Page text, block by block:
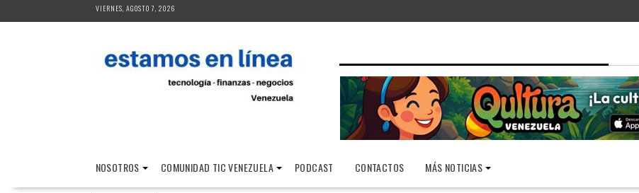
al
VIERNES, AGOSTO 7, 2026
NOSOTROS COMUNIDAD TIC VENEZUELA PODCAST CONTACTOS MÁS NOTICIAS